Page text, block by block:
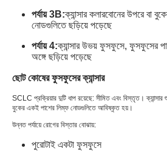
পর্যায় 3B:ক্যান্সার কলারবোনের উপরে বা
নোডগুলিতে ছড়িয়ে পড়েছে
পর্যায় 4:ক্যান্সার উভয় ফুসফুসে, ফুসফুসের
অঙ্গে ছড়িয়ে পড়েছে
ছোট কোষের ফুসফুসের ক্যান্সার
SCLC প্রক্রিয়ার দুটি ধাপ রয়েছে: সীমিত এবং বিস্তৃত। ক্যান্সার
বুকের একই পাশের লিম্ফ নোডগুলিতে আবিষ্কৃত হয়।
উন্নত পর্যায়ে রোগের বিস্তার বোঝায়:
পুরোটাই একটা ফুসফুসে